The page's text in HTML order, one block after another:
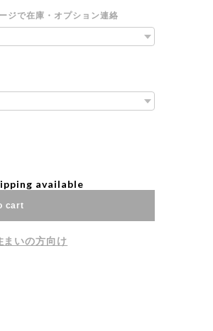
ジで在庫・オプション連絡
available
cart
まいの方向け